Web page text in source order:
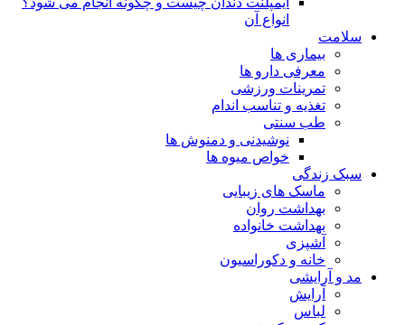
انواع آن
سلامت
بیماری ها
معرفی دارو ها
تمرینات ورزشی
تغذیه و تناسب اندام
طب سنتی
نوشیدنی و دمنوش ها
خواص میوه ها
سبک زندگی
ماسک های زیبایی
بهداشت روان
بهداشت خانواده
آشپزی
خانه و دکوراسیون
مد و آرایشی
آرایش
لباس